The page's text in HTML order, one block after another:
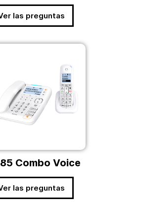
las preguntas
Combo Voice
las preguntas